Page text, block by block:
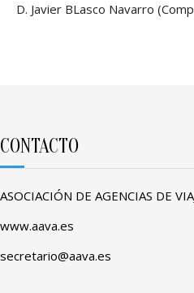
D. Javier BLasco Navarro
CONTACTO
ASOCIACIÓN DE AGENCIAS DE
www.aava.es
secretario@aava.es